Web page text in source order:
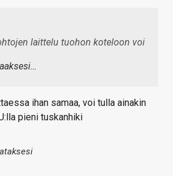
laittelu tuohon koteloon voi
ihan samaa, voi tulla ainakin
pieni tuskanhiki